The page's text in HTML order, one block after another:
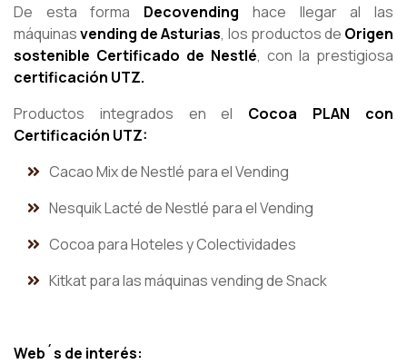
De esta forma Decovending hace llegar al las
máquinasvending de Asturias, los productos de Origen
sostenible Certificado de Nestlé, con la prestigiosa
certificación UTZ.
Productos integrados en el Cocoa PLAN con
Certificación UTZ:
Cacao Mix de Nestlé para el Vending
Nesquik Lacté de Nestlé para el Vending
Cocoa para Hoteles y Colectividades
Kitkat para las máquinas vending de Snack
Web´s de interés: